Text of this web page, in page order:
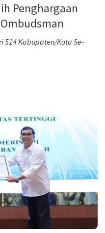
Penghargaan
514 Kabupaten/Kota Se-